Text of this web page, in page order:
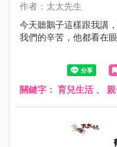
作者：太太先生
今天聽鵝子這樣跟我講
我們的辛苦，他都看在眼
關鍵字： 育兒生活、